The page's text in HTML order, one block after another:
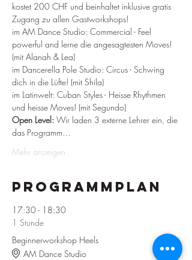
kostet 200 CHF und beinhaltet inklusive gratis
Zugang zu allen Gastworkshops!
im AM Dance Studio: Commercial - Feel
powerful and lerne die angesagtesten Moves!
(mit Alanah & Lea)
im Dancerella Pole Studio: Circus - Schwing
dich in die Lüfte! (mit Shila)
im Latinwelt: Cuban Styles - Heisse Rhythmen
und heisse Moves! (mit Segundo)
Open Level: Wir laden 3 externe Lehrer ein, die
das Programm…
Mehr anzeigen
Programmplan
17:30 - 18:30
1 Stunde
Beginnerworkshop Heels
AM Dance Studio